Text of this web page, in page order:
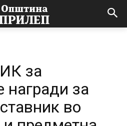
за
за
во